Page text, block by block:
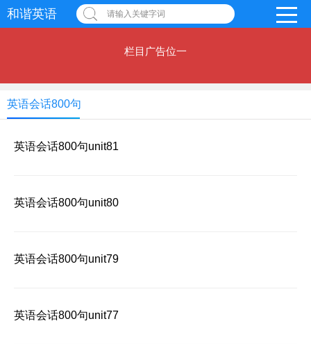
和谐英语 请输入关键字词
栏目广告位一
英语会话800句
英语会话800句unit81
英语会话800句unit80
英语会话800句unit79
英语会话800句unit77